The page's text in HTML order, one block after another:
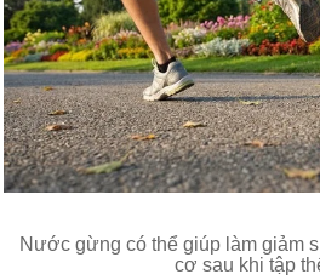
Nước gừng có thể giúp làm giảm
cơ sau khi tập